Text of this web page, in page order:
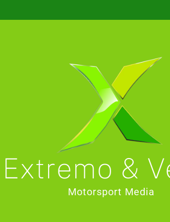
Extremo &
Motorsport Media